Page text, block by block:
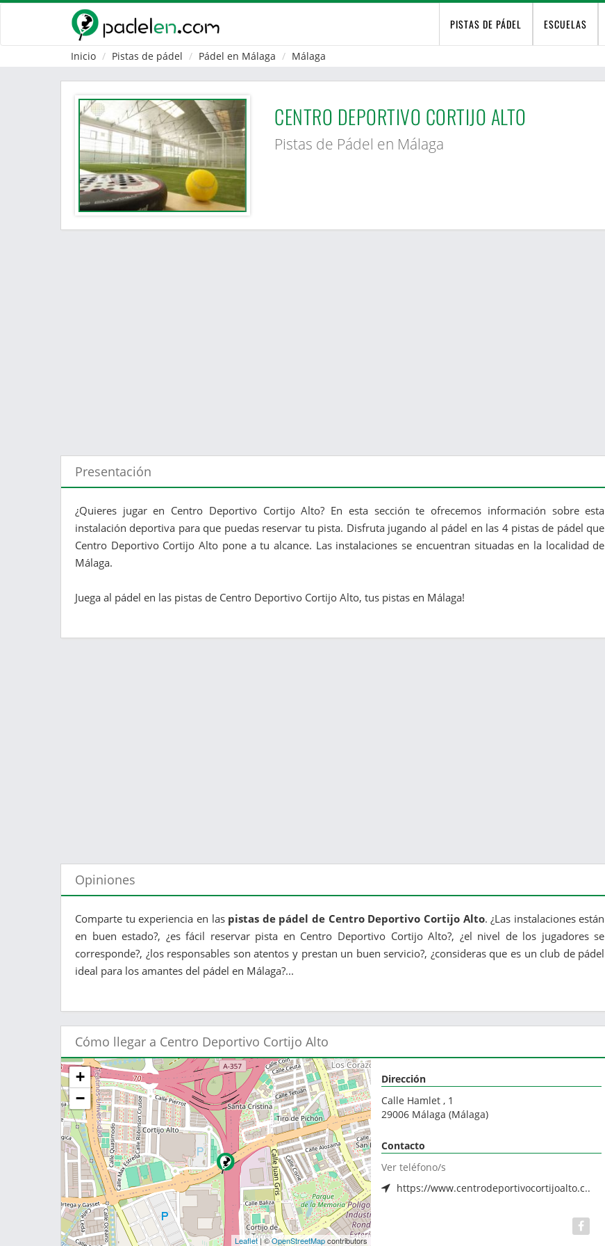
PISTAS DE PÁDEL ESCUELAS
Inicio Pistas de pádel Pádel en Málaga Málaga
CENTRO DEPORTIVO CORTIJO ALTO
Pistas de Pádel en Málaga
Presentación
¿Quieres jugar en Centro Deportivo Cortijo Alto? En esta sección te ofrecemos información sobre esta
instalación deportiva para que puedas reservar tu pista. Disfruta jugando al pádel en las 4 pistas de pádel que
Centro Deportivo Cortijo Alto pone a tu alcance. Las instalaciones se encuentran situadas en la localidad de
Málaga.
Juega al pádel en las pistas de Centro Deportivo Cortijo Alto, tus pistas en Málaga!
Opiniones
Comparte tu experiencia en las pistas de pádel de Centro Deportivo Cortijo Alto. ¿Las instalaciones están
en buen estado?, ¿es fácil reservar pista en Centro Deportivo Cortijo Alto?, ¿el nivel de los jugadores se
corresponde?, ¿los responsables son atentos y prestan un buen servicio?, ¿consideras que es un club de pádel
ideal para los amantes del pádel en Málaga?...
Cómo llegar a Centro Deportivo Cortijo Alto
+
−
Leaflet| ©OpenStreetMapcontributors
Dirección
Calle Hamlet , 1
29006 Málaga (Málaga)
Contacto
Ver teléfono/s
https://www.centrodeportivocortijoalto.c..